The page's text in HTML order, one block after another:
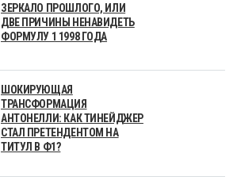
ЗЕРКАЛО ПРОШЛОГО, ИЛИ
ДВЕ ПРИЧИНЫ НЕНАВИДЕТЬ
ФОРМУЛУ 1 1998 ГОДА
ШОКИРУЮЩАЯ
ТРАНСФОРМАЦИЯ
АНТОНЕЛЛИ: КАК ТИНЕЙДЖЕР
СТАЛ ПРЕТЕНДЕНТОМ НА
ТИТУЛ В Ф1?